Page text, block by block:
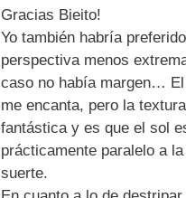
Gracias Bieito!
Yo también habría
perspectiva menos
caso no había margen…
me encanta, pero la
fantástica y es que el sol
prácticamente paralelo a
suerte.